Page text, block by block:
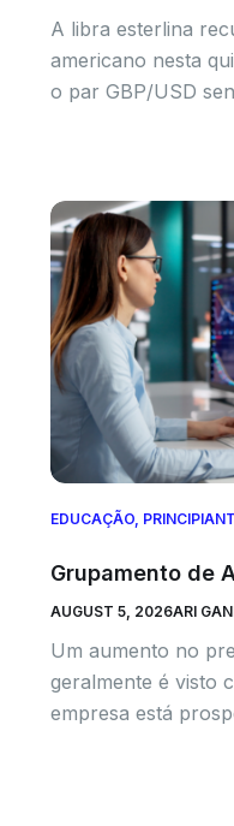
A libra esterlina
americano nesta
o par GBP/USD
EDUCAÇÃO
Grupamento de
AUGUST 5, 2026ARI
Um aumento no
geralmente é visto
empresa está